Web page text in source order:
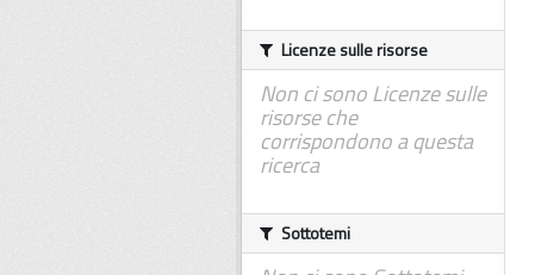
Licenze sulle risorse
Non ci sono Licenze sulle
risorse che
corrispondono a questa
ricerca
Sottotemi